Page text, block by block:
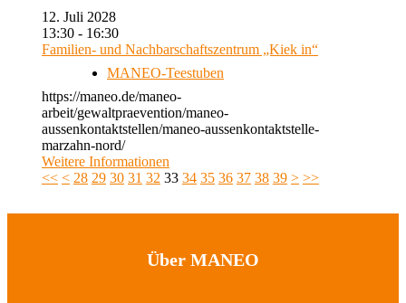
12. Juli 2028
13:30 - 16:30
Familien- und Nachbarschaftszentrum „Kiek in“
MANEO-Teestuben
https://maneo.de/maneo-
arbeit/gewaltpraevention/maneo-
aussenkontaktstellen/maneo-aussenkontaktstelle-
marzahn-nord/
Weitere Informationen
<< < 28 29 30 31 32 33 34 35 36 37 38 39 > >>
Über MANEO